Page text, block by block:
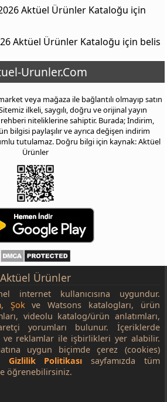
Aktüel Ürünler Kataloğu için
Aktüel Ürünler Kataloğu için belis
Urunler.Com
veya mağaza ile bağlantılı olmayıp satın
ilkeli, saygılı, doğru ve orijinal yayın
niteliklerine sahiptir. Burada; İndirim,
bilgisi paylaşılır ve ayrıca değişen indirim
tutulamaz. Doğru bilgi için kaynak: Aktüel
Ürünler
Aktüel Ürünler
internet kullanıcısına uygundur.
, Şokve Watsons katalogları, ürün
videolu katalog/ürün anlatımları,
yorumları bulunur. İçeriklerde
ve reklamlar ile işbirlikleri yer alabilir.
uygun biçimde çerez (cookies)
Gizlilik Politikası sayfamızda tüm
öğrenebilirsiniz.